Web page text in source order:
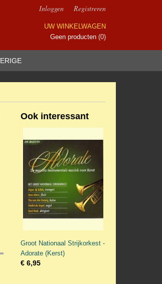
Inloggen Registreren
UW WINKELWAGEN
Geen producten (0)
Ook interessant
Groot Nationaal Strijkorkest -
Adorate (Kerst)
€ 6,95